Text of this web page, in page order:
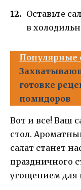
Оставьте
в
Популярные
готовке
помидоров
Вот и все! Ваш
стол.
салат станет
праздничного
угощением для